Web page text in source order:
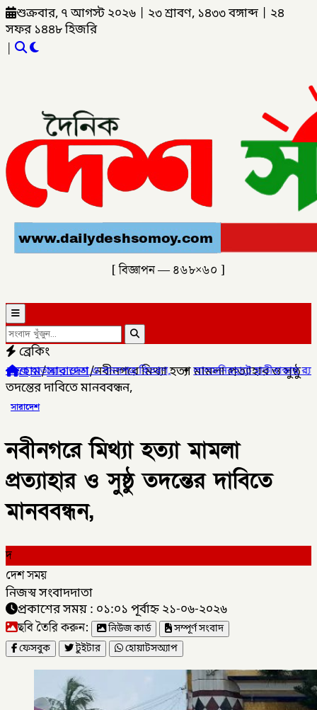
শুক্রবার, ৭ আগস্ট ২০২৬ ২৩ শ্রাবণ, ১৪৩৩ বঙ্গাব্দ
২৪
সফর ১৪৪৮ হিজরি
|
[ বিজ্ঞাপন — ৪৬৮×৬০ ]
ব্রেকিং
ও সনদপত্র বিতরণ,✦লালমনিরহাটে হাতীবান্ধায় র‌্যাব-১৩ অভিযানে
হোম/সারাদেশ/নবীনগরে মিথ্যা হত্যা মামলা প্রত্যাহার ও সুষ্ঠু
তদন্তের দাবিতে মানববন্ধন,
সারাদেশ
নবীনগরে মিথ্যা হত্যা মামলা
প্রত্যাহার ও সুষ্ঠু তদন্তের দাবিতে
মানববন্ধন,
দ
দেশ সময়
নিজস্ব সংবাদদাতা
প্রকাশের সময় : ০১:০১ পূর্বাহ্ন ২১-০৬-২০২৬
ছবি তৈরি করুন: নিউজ কার্ড
সম্পূর্ণ সংবাদ
ফেসবুক
টুইটার হোয়াটসঅ্যাপ